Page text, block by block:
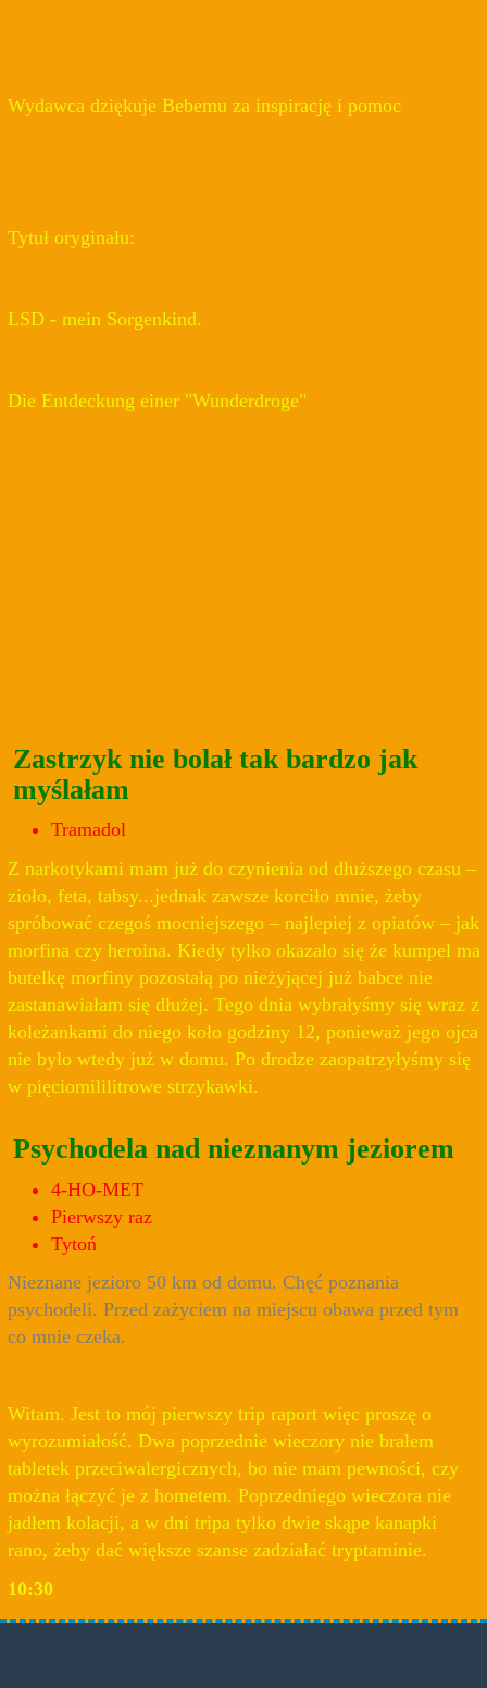
Wydawca dziękuje Bebemu za inspirację i pomoc
Tytuł oryginału:
LSD - mein Sorgenkind.
Die Entdeckung einer "Wunderdroge"
Zastrzyk nie bolał tak bardzo jak
myślałam
Tramadol
Z narkotykami mam już do czynienia od dłuższego czasu –
zioło, feta, tabsy...jednak zawsze korciło mnie, żeby
spróbować czegoś mocniejszego – najlepiej z opiatów – jak
morfina czy heroina. Kiedy tylko okazało się że kumpel ma
butelkę morfiny pozostałą po nieżyjącej już babce nie
zastanawiałam się dłużej. Tego dnia wybrałyśmy się wraz z
koleżankami do niego koło godziny 12, ponieważ jego ojca
nie było wtedy już w domu. Po drodze zaopatrzyłyśmy się
w pięciomililitrowe strzykawki.
Psychodela nad nieznanym jeziorem
4-HO-MET
Pierwszy raz
Tytoń
Nieznane jezioro 50 km od domu. Chęć poznania
psychodeli. Przed zażyciem na miejscu obawa przed tym
co mnie czeka.
Witam. Jest to mój pierwszy trip raport więc proszę o
wyrozumiałość. Dwa poprzednie wieczory nie brałem
tabletek przeciwalergicznych, bo nie mam pewności, czy
można łączyć je z hometem. Poprzedniego wieczora nie
jadłem kolacji, a w dni tripa tylko dwie skąpe kanapki
rano, żeby dać większe szanse zadziałać tryptaminie.
10:30